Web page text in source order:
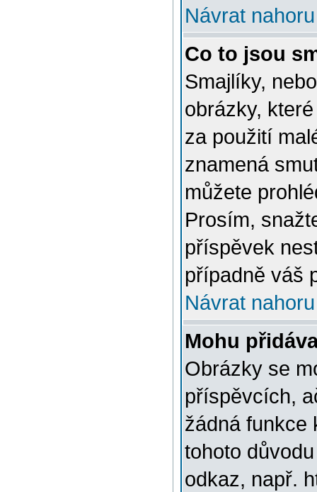
Návrat nahoru
Co to jsou
Smajlíky,
obrázky,
za použití
znamená
můžete
Prosím,
příspěvek
případně váš
Návrat nahoru
Mohu
Obrázky se
příspěvcích,
žádná funkce
tohoto
odkaz, např.